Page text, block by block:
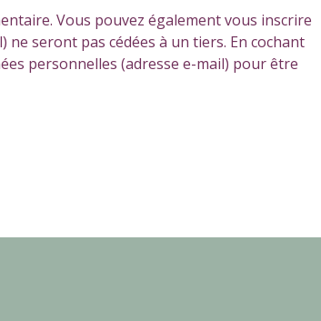
Vous pouvez également vous inscrire
ne seront pas cédées à un tiers. En cochant
personnelles (adresse e-mail) pour être